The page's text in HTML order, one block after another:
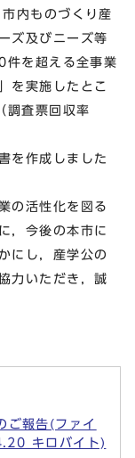
内ものづくり産
ズ及びニーズ等
件を超える全事業
を実施したとこ
調査票回収率
を作成しました
の活性化を図る
，今後の本市に
にし，産学公の
力いただき，誠
ご報告(ファイ
キロバイト)